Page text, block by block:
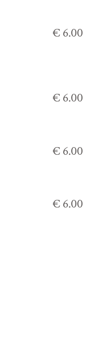
€ 6.00
€ 6.00
€ 6.00
€ 6.00